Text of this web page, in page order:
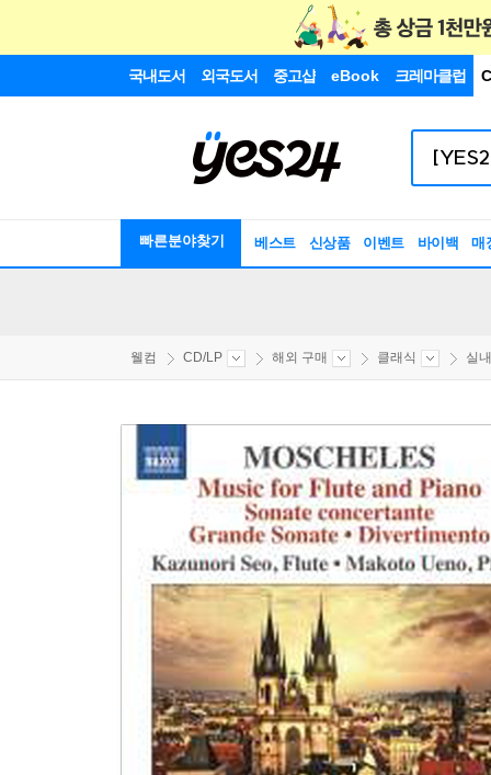
국내도서 외국도서 중고샵 eBook 크레마클럽
빠른분야찾기 베스트 신상품 이벤트 바이백 매
웰컴 CD/LP 해외 구매 클래식 실